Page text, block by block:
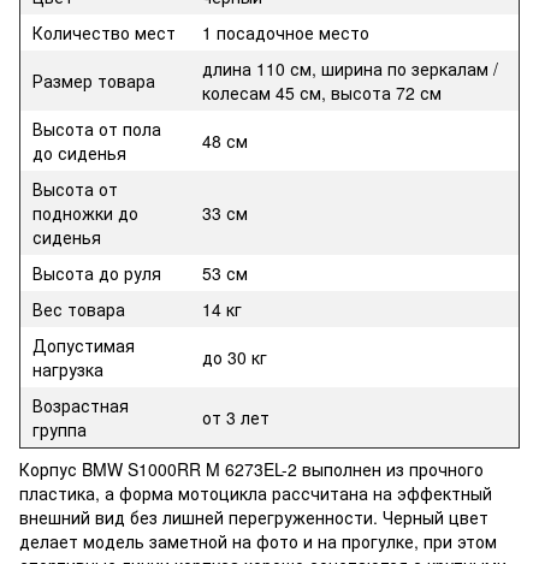
Количество мест
1 посадочное место
Размер товара
длина 110 см, ширина по зеркалам /
колесам 45 см, высота 72 см
Высота от пола
до сиденья
48 см
Высота от
подножки до
сиденья
33 см
Высота до руля
53 см
Вес товара
14 кг
Допустимая
нагрузка
до 30 кг
Возрастная
группа
от 3 лет
Корпус BMW S1000RR M 6273EL-2 выполнен из прочного
пластика, а форма мотоцикла рассчитана на эффектный
внешний вид без лишней перегруженности. Черный цвет
делает модель заметной на фото и на прогулке, при этом